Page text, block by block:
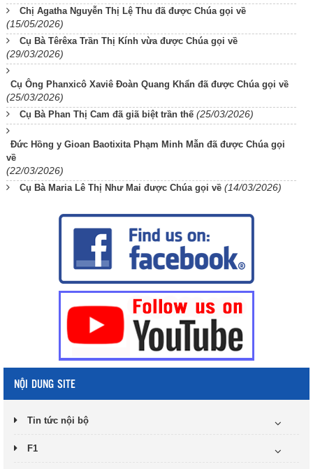
Chị Agatha Nguyễn Thị Lệ Thu đã được Chúa gọi về
(15/05/2026)
Cụ Bà Têrêxa Trần Thị Kính vừa được Chúa gọi về
(29/03/2026)
Cụ Ông Phanxicô Xaviê Đoàn Quang Khẩn đã được Chúa gọi về
(25/03/2026)
Cụ Bà Phan Thị Cam đã giã biệt trần thế (25/03/2026)
Đức Hồng y Gioan Baotixita Phạm Minh Mẫn đã được Chúa gọi
về
(22/03/2026)
Cụ Bà Maria Lê Thị Như Mai được Chúa gọi về (14/03/2026)
NỘI DUNG SITE
Tin tức nội bộ
F1